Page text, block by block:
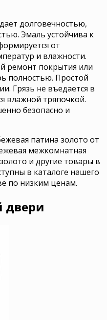
долговечностью,
Эмаль устойчива к
от
и влажности.
ремонт покрытия или
полностью. Простой
Грязь не въедается в
влажной тряпочкой.
безопасно и
патина золото от
межкомнатная
и другие товары в
в каталоге нашего
по низким ценам.
двери